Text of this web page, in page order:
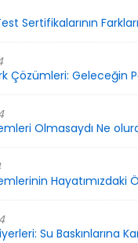
Sertifikalarının
Çözümleri: Geleceğin
Olmasaydı Ne
Hayatımızdaki
Su Baskınlarına